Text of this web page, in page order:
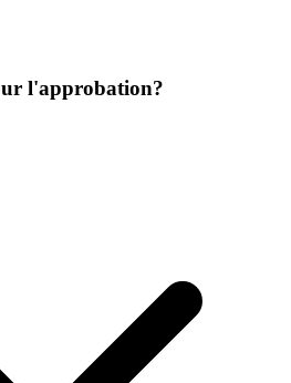
l'approbation?